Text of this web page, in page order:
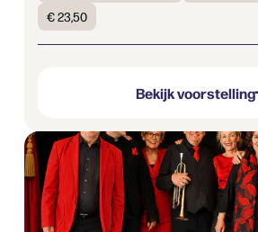
€ 23,50
Bekijk voorstelling